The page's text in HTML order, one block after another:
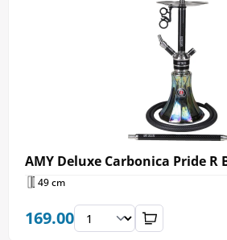
AMY Deluxe Carbonica Pride R
49 cm
169.00